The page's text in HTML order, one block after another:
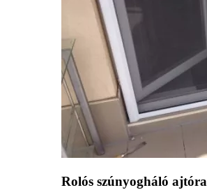
Rolós szúnyogháló ajtóra